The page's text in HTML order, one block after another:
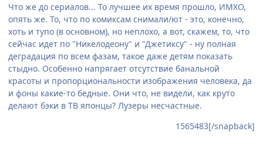
Что же до сериалов... То лучшее их время прошло, ИМХО,
опять же. То, что по комиксам снимали/ют - это, конечно,
хоть и тупо (в основном), но неплохо, а вот, скажем, то, что
сейчас идет по "Никелодеону" и "Джетиксу" - ну полная
деградация по всем фазам, такое даже детям показать
стыдно. Особенно напрягает отсутствие банальной
красоты и пропорциональности изображения человека, да
и фоны какие-то бедные. Они что, не видели, как круто
делают бэки в ТВ японцы? Лузеры несчастные.
1565483[/snapback]